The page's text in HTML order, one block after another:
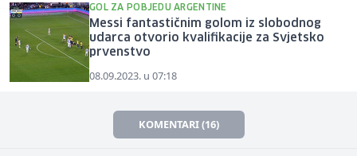
GOL ZA POBJEDU ARGENTINE
Messi fantastičnim golom iz slobodnog
udarca otvorio kvalifikacije za Svjetsko
prvenstvo
08.09.2023. u 07:18
KOMENTARI (16)